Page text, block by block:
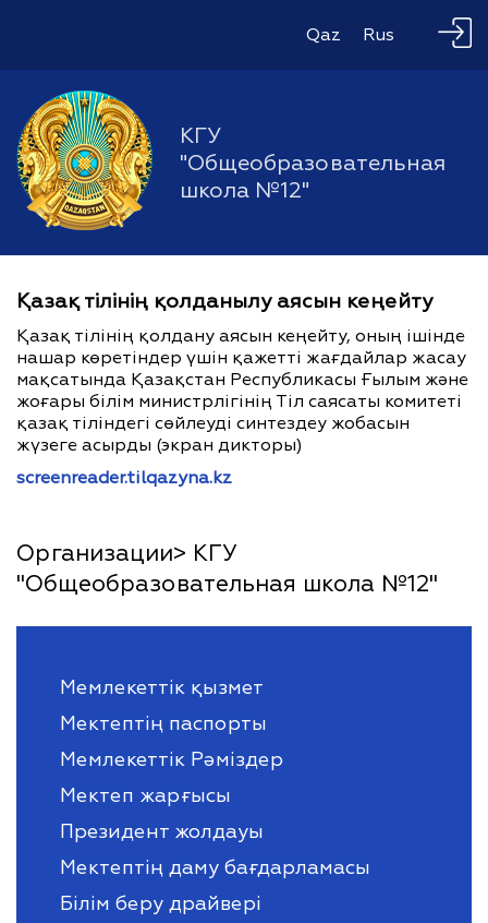
Qaz Rus
КГУ
"Общеобразовательная
школа №12"
Қазақ тілінің қолданылу аясын кеңейту
Қазақ тілінің қолдану аясын кеңейту, оның ішінде
нашар көретіндер үшін қажетті жағдайлар жасау
мақсатында Қазақстан Республикасы Ғылым және
жоғары білім министрлігінің Тіл саясаты комитеті
қазақ тіліндегі сөйлеуді синтездеу жобасын
жүзеге асырды (экран дикторы)
screenreader.tilqazyna.kz
Организации> КГУ
"Общеобразовательная школа №12"
Мемлекеттік қызмет
Мектептің паспорты
Мемлекеттік Рәміздер
Мектеп жарғысы
Президент жолдауы
Мектептің даму бағдарламасы
Білім беру драйвері